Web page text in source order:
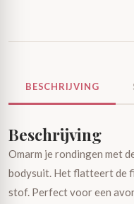
BESCHRIJVING
Beschrijving
Omarm je rondingen met
bodysuit. Het flatteert de
stof. Perfect voor een